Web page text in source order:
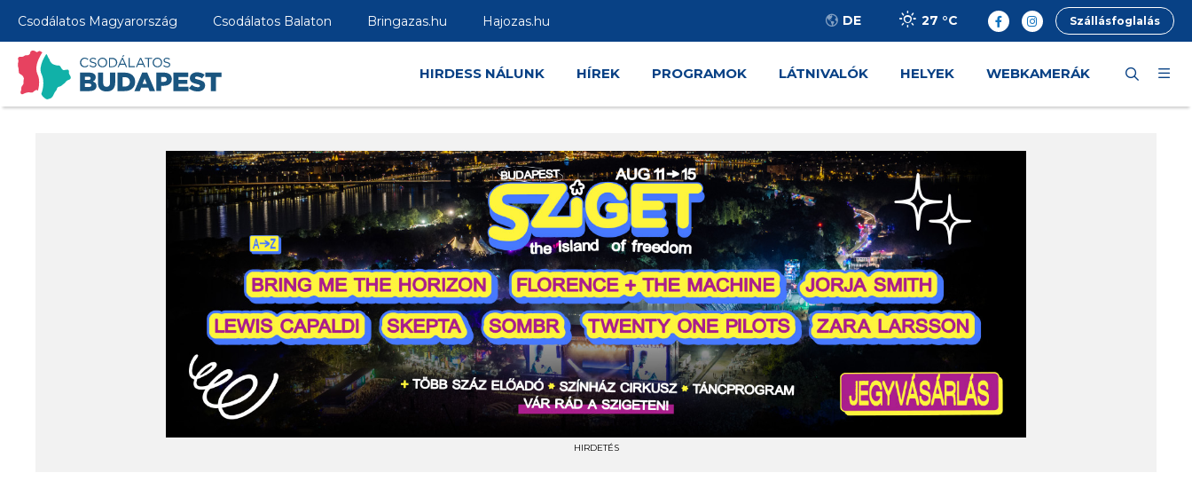
Csodálatos Magyarország Csodálatos Balaton Bringazas.hu Hajozas.hu DE 27 °C Szállásfoglalás
HIRDESS NÁLUNK HÍREK PROGRAMOK LÁTNIVALÓK HELYEK WEBKAMERÁK
HIRDETÉS